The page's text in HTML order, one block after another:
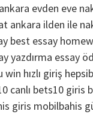
ankara evden eve
ankara ilden ile
best essay
yazdırma essay
win hızlı giriş
canlı bets10 giris
giris mobilbahis